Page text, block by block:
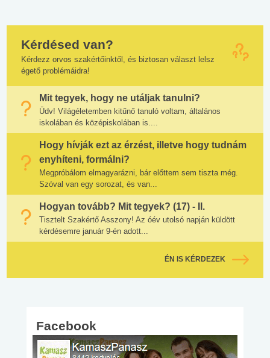
Kérdésed van?
Kérdezz orvos szakértőinktől, és biztosan választ lelsz
égető problémáidra!
Mit tegyek, hogy ne utáljak tanulni?
Üdv! Világéletemben kitűnő tanuló voltam, általános
iskolában és középiskolában is....
Hogy hívják ezt az érzést, illetve hogy tudnám
enyhíteni, formálni?
Megpróbálom elmagyarázni, bár előttem sem tiszta még.
Szóval van egy sorozat, és van...
Hogyan tovább? Mit tegyek? (17) - II.
Tisztelt Szakértő Asszony! Az óév utolsó napján küldött
kérdésemre január 9-én adott...
ÉN IS KÉRDEZEK
Facebook